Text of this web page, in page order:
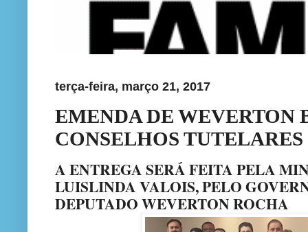
terça-feira, março 21, 2017
EMENDA DE WEVERTON
CONSELHOS TUTELARES
A ENTREGA SERÁ FEITA PELA
LUISLINDA VALOIS, PELO
DEPUTADO WEVERTON ROCHA